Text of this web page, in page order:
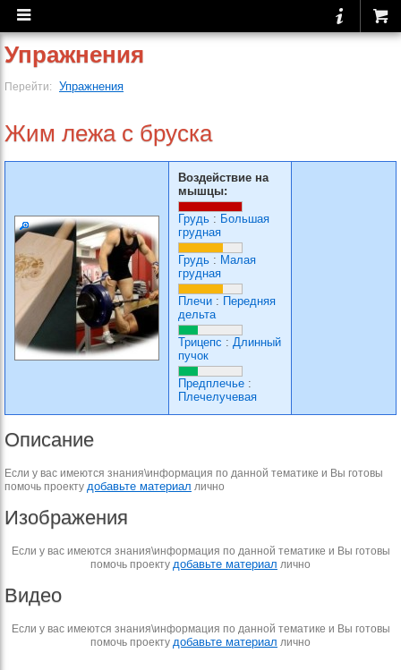
Упражнения
Перейти: Упражнения
Жим лежа с бруска
Воздействие на
мышцы:
Грудь : Большая
грудная
Грудь : Малая
грудная
Плечи : Передняя
дельта
Трицепс : Длинный
пучок
Предплечье :
Плечелучевая
Описание
Если у вас имеются знания\информация по данной тематике и Вы готовы
помочь проекту добавьте материал лично
Изображения
Если у вас имеются знания\информация по данной тематике и Вы готовы
помочь проекту добавьте материал лично
Видео
Если у вас имеются знания\информация по данной тематике и Вы готовы
помочь проекту добавьте материал лично